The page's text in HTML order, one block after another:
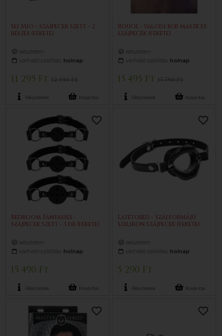
Sei Mio - szájpecek szett - 2
részes (fekete)
készleten
várható szállítás: holnap
11 295 Ft12 490 Ft
Részletek Kosárba
Rouge - valódi bőr maszk és
szájpecek (fekete)
készleten
várható szállítás: holnap
15 495 Ft17 790 Ft
Részletek Kosárba
Bedroom Fantasies -
szájpecek szett - 3 db (fekete)
készleten
várható szállítás: holnap
15 490 Ft
Részletek Kosárba
Latetobed - száj formájú
szilikon szájpecek (fekete)
készleten
várható szállítás: holnap
5 290 Ft
Részletek Kosárba